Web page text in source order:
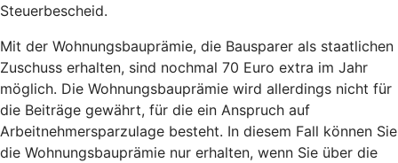
Steuerbescheid.
Mit der Wohnungsbauprämie, die Bausparer als staatlichen
Zuschuss erhalten, sind nochmal 70 Euro extra im Jahr
möglich. Die Wohnungsbauprämie wird allerdings nicht für
die Beiträge gewährt, für die ein Anspruch auf
Arbeitnehmersparzulage besteht. In diesem Fall können Sie
die Wohnungsbauprämie nur erhalten, wenn Sie über die